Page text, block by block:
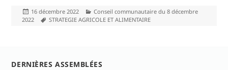
Publié
le
16 décembre 2022 Catégories
Conseil communautaire du 8 décembre
2022
Mots-
STRATEGIE AGRICOLE ET ALIMENTAIRE
DERNIÈRES ASSEMBLÉES